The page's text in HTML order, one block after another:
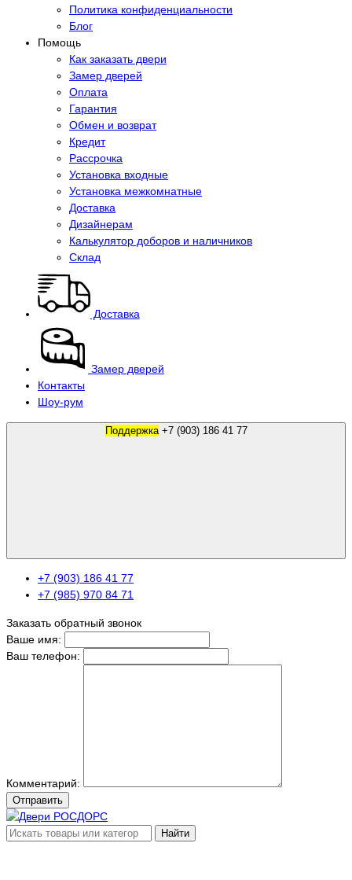
Политика конфиденциальности
Блог
Помощь
Как заказать двери
Замер дверей
Оплата
Гарантия
Обмен и возврат
Кредит
Рассрочка
Установка входные
Установка межкомнатные
Доставка
Дизайнерам
Калькулятор доборов и наличников
Склад
Доставка
Замер дверей
Контакты
Шоу-рум
Поддержка +7 (903) 186 41 77
+7 (903) 186 41 77
+7 (985) 970 84 71
Заказать обратный звонок
Ваше имя:
Ваш телефон:
Комментарий:
Отправить
Найти